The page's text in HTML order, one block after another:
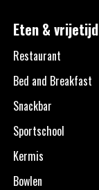
Eten & vrijetijd
Restaurant
Bed and Breakfast
Snackbar
Sportschool
Kermis
Bowlen